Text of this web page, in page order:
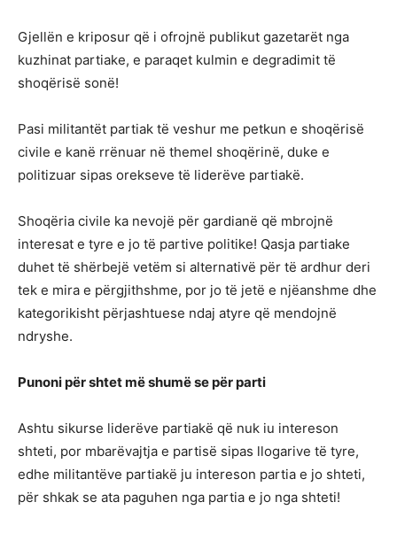
Gjellën e kriposur që i ofrojnë publikut gazetarët nga
kuzhinat partiake, e paraqet kulmin e degradimit të
shoqërisë sonë!
Pasi militantët partiak të veshur me petkun e shoqërisë
civile e kanë rrënuar në themel shoqërinë, duke e
politizuar sipas orekseve të liderëve partiakë.
Shoqëria civile ka nevojë për gardianë që mbrojnë
interesat e tyre e jo të partive politike! Qasja partiake
duhet të shërbejë vetëm si alternativë për të ardhur deri
tek e mira e përgjithshme, por jo të jetë e njëanshme dhe
kategorikisht përjashtuese ndaj atyre që mendojnë
ndryshe.
Punoni për shtet më shumë se për parti
Ashtu sikurse liderëve partiakë që nuk iu intereson
shteti, por mbarëvajtja e partisë sipas llogarive të tyre,
edhe militantëve partiakë ju intereson partia e jo shteti,
për shkak se ata paguhen nga partia e jo nga shteti!